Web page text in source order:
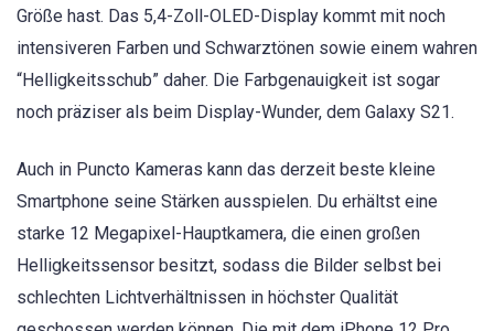
Größe hast. Das 5,4-Zoll-OLED-Display kommt mit noch
intensiveren Farben und Schwarztönen sowie einem wahren
“Helligkeitsschub” daher. Die Farbgenauigkeit ist sogar
noch präziser als beim Display-Wunder, dem Galaxy S21.
Auch in Puncto Kameras kann das derzeit beste kleine
Smartphone seine Stärken ausspielen. Du erhältst eine
starke 12 Megapixel-Hauptkamera, die einen großen
Helligkeitssensor besitzt, sodass die Bilder selbst bei
schlechten Lichtverhältnissen in höchster Qualität